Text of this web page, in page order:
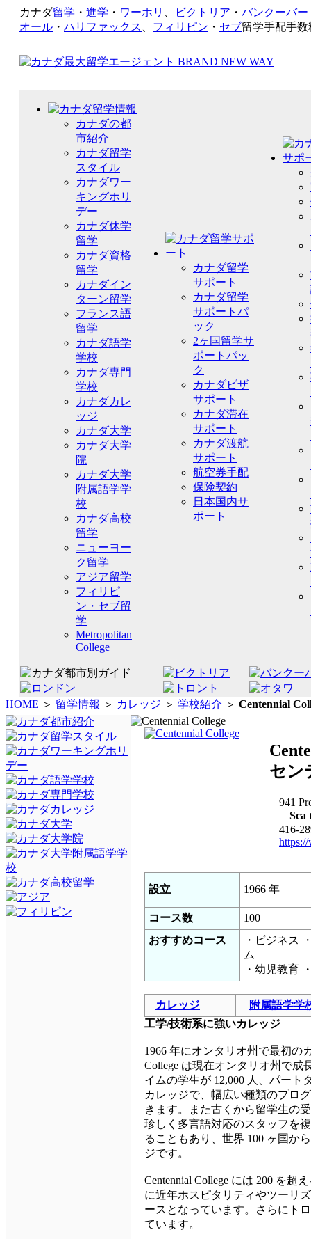
カナダ留学 ・ 進学 ・ ワーホリ ビクトリア ・ バンクーバー
オール ・ ハリファックス フィリピン ・ セブ留学手配手数
カナダの都
市紹介
カナダ留学
スタイル
カナダワー
キングホリ
デー
カナダ休学
留学
カナダ資格
留学
カナダイン
ターン留学
フランス語
留学
カナダ語学
学校
カナダ専門
学校
カナダカレ
ッジ
カナダ大学
カナダ大学
院
カナダ大学
附属語学学
校
カナダ高校
留学
ニューヨー
ク留学
アジア留学
フィリピ
ン・セブ留
学
Metropolitan
College
カナダ留学
サポート
カナダ留学
サポートパ
ック
2ヶ国留学サ
ポートパッ
ク
カナダビザ
サポート
カナダ滞在
サポート
カナダ渡航
サポート
航空券手配
保険契約
日本国内サ
ポート
HOME ＞ 留学情報 ＞ カレッジ ＞ 学校紹介 ＞ Centennial
セン
941
Sca
416-
設立 1966 年
コース数
100
おすすめコース
・ビジネス
ム
・幼児教育
カレッジ
附属語学学
工学/技術系に強いカレッジ
1966 年にオンタリオ州で最初の
College は現在オンタリオ州で成
イムの学生が 12,000 人、パート
カレッジで、幅広い種類のプロ
きます。また古くから留学生の
珍しく多言語対応のスタッフを
ることもあり、世界 100 ヶ国か
ジです。
Centennial College には 200 を
に近年ホスピタリティやツーリ
ースとなっています。さらにト
ています。